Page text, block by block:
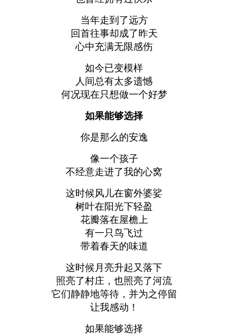
当年走到了远方
回首往事却成了昨天
心中充满无限感伤
如今已变模样
人间总有太多遗憾
何况现在只想做一个好梦
如果能够选择
你是那么的安逸
像一个孩子
不经意走进了我的心窝
这时候风儿在窗外婆娑
树叶在阳光下轻盈
花瓣落在屋檐上
有一只鸟飞过
带着春天的味道
这时候月亮升起又落下
照亮了村庄，也照亮了河流
它们静静地等待，并为之停留
让我感动！
如果能够选择